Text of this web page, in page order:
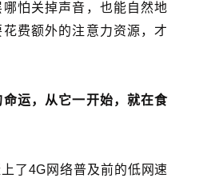
怕关掉声音，也能自然地
费额外的注意力资源，才
运，从它一开始，就在食
了4G网络普及前的低网速